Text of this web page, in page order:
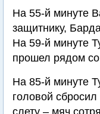
На 55-й минуте
защитнику,
На 59-й минуте
прошел рядом
На 85-й минуте
головой
слету – мяч